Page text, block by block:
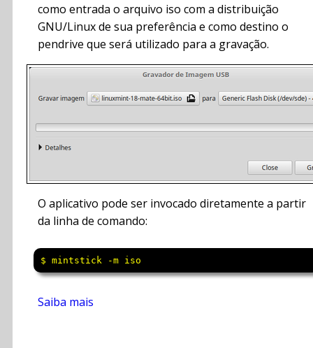
como entrada o arquivo iso com a distribuição
GNU/Linux de sua preferência e como destino o
pendrive que será utilizado para a gravação.
O aplicativo pode ser invocado diretamente a partir
da linha de comando:
$ mintstick -m iso
Saiba mais